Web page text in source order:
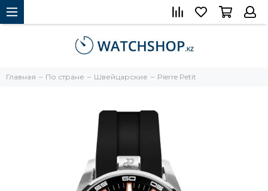
Главная По стране Швейцарские Pierre Petit